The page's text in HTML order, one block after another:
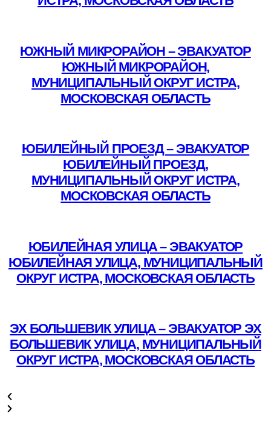
ЮЖНЫЙ МИКРОРАЙОН – ЭВАКУАТОР
ЮЖНЫЙ МИКРОРАЙОН,
МУНИЦИПАЛЬНЫЙ ОКРУГ ИСТРА,
МОСКОВСКАЯ ОБЛАСТЬ
ЮБИЛЕЙНЫЙ ПРОЕЗД – ЭВАКУАТОР
ЮБИЛЕЙНЫЙ ПРОЕЗД,
МУНИЦИПАЛЬНЫЙ ОКРУГ ИСТРА,
МОСКОВСКАЯ ОБЛАСТЬ
ЮБИЛЕЙНАЯ УЛИЦА – ЭВАКУАТОР
ЮБИЛЕЙНАЯ УЛИЦА, МУНИЦИПАЛЬНЫЙ
ОКРУГ ИСТРА, МОСКОВСКАЯ ОБЛАСТЬ
ЭХ БОЛЬШЕВИК УЛИЦА – ЭВАКУАТОР ЭХ
БОЛЬШЕВИК УЛИЦА, МУНИЦИПАЛЬНЫЙ
ОКРУГ ИСТРА, МОСКОВСКАЯ ОБЛАСТЬ